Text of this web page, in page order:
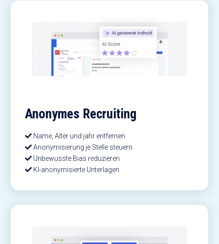
Anonymes Recruiting
Name, Alter und jahr entfernen
Anonymisierung je Stelle steuern
Unbewusste Bias reduzieren
KI-anonymisierte Unterlagen